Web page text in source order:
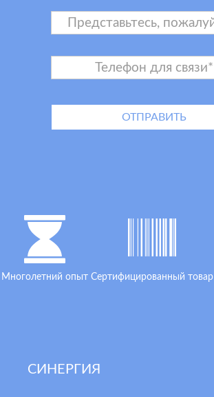
Многолетний опыт Сертифицированный товар
СИНЕРГИЯ